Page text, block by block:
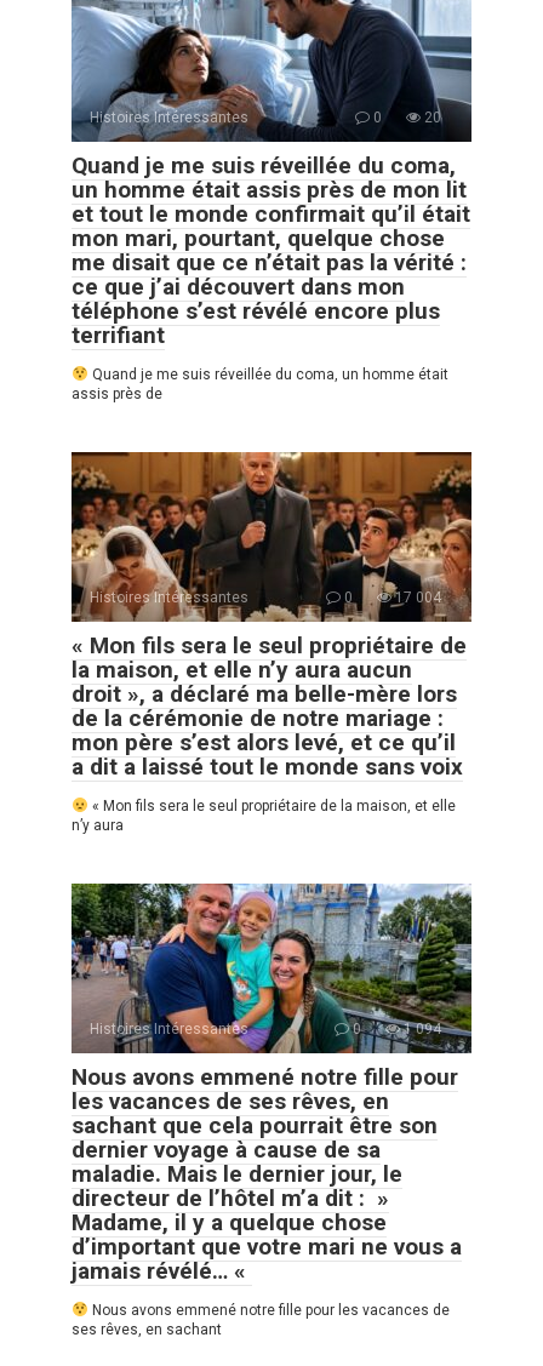
Histoires Intéressantes 0 20
Quand je me suis réveillée du coma,
un homme était assis près de mon lit
et tout le monde confirmait qu’il était
mon mari, pourtant, quelque chose
me disait que ce n’était pas la vérité :
ce que j’ai découvert dans mon
téléphone s’est révélé encore plus
terrifiant
Quand je me suis réveillée du coma, un homme était
assis près de
Histoires Intéressantes 0 17 004
« Mon fils sera le seul propriétaire de
la maison, et elle n’y aura aucun
droit », a déclaré ma belle-mère lors
de la cérémonie de notre mariage :
mon père s’est alors levé, et ce qu’il
a dit a laissé tout le monde sans voix
« Mon fils sera le seul propriétaire de la maison, et elle
n’y aura
Histoires Intéressantes 0 1 094
Nous avons emmené notre fille pour
les vacances de ses rêves, en
sachant que cela pourrait être son
dernier voyage à cause de sa
maladie. Mais le dernier jour, le
directeur de l’hôtel m’a dit : »
Madame, il y a quelque chose
d’important que votre mari ne vous a
jamais révélé… «
Nous avons emmené notre fille pour les vacances de
ses rêves, en sachant